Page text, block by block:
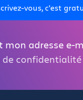
vous, c'est
mon adresse e-